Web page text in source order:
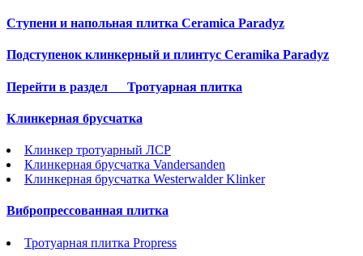
Cтупени и напольная плитка Ceramica Paradyz
Подступенок клинкерный и плинтус Ceramika Paradyz
Перейти в раздел Тротуарная плитка
Клинкерная брусчатка
Клинкер тротуарный ЛСР
Клинкерная брусчатка Vandersanden
Клинкерная брусчатка Westerwalder Klinker
Вибропрессованная плитка
Тротуарная плитка Propress